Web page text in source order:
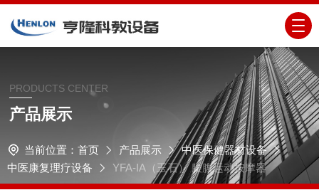
PRODUCTS CENTER
产品展示
当前位置： 首页 产品展示
中医保健器材设备
中医康复理疗设备
YFA-IA（玉石） 腰腹运动按摩器